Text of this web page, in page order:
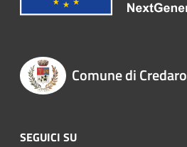
Comune di Credaro
SEGUICI SU